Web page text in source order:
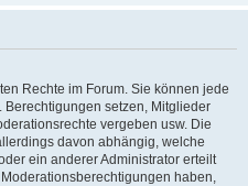
Rechte im Forum. Sie können jede
Berechtigungen setzen, Mitglieder
vergeben usw. Die
davon abhängig, welche
ein anderer Administrator erteilt
haben,